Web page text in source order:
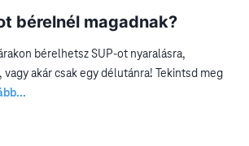
bérelnél magadnak?
bérelhetsz SUP-ot nyaralásra,
akár csak egy délutánra! Tekintsd meg